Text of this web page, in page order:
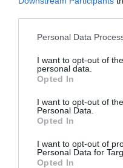
Personal Data
I want to opt-out of
personal data.
Opted In
I want to opt-out of
Personal Data.
Opted In
I want to opt-out of
Personal Data for
Opted In